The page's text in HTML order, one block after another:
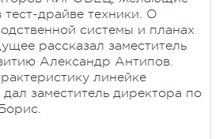
тест-драйве техники. О
системы и планах
рассказал заместитель
Александр Антипов.
линейке
заместитель директора по